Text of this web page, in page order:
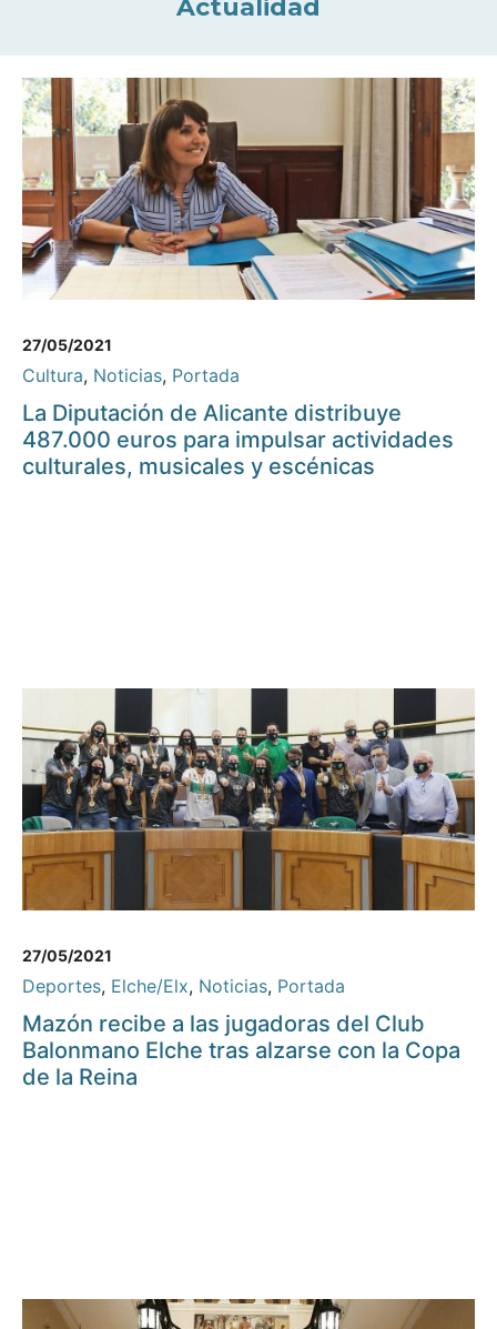
Actualidad
27/05/2021
Cultura, Noticias, Portada
La Diputación de Alicante distribuye
487.000 euros para impulsar actividades
culturales, musicales y escénicas
27/05/2021
Deportes, Elche/Elx, Noticias, Portada
Mazón recibe a las jugadoras del Club
Balonmano Elche tras alzarse con la Copa
de la Reina